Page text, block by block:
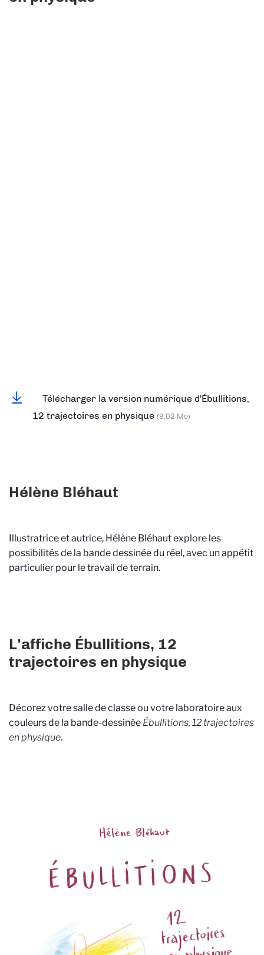
Télécharger la version numérique d'Ébullitions,
12 trajectoires en physique (8.02 Mo)
Hélène Bléhaut
Illustratrice et autrice, Hélène Bléhaut explore les
possibilités de la bande dessinée du réel, avec un appétit
particulier pour le travail de terrain.
L'affiche Ébullitions, 12
trajectoires en physique
Décorez votre salle de classe ou votre laboratoire aux
couleurs de la bande-dessinée Ébullitions, 12 trajectoires
en physique.